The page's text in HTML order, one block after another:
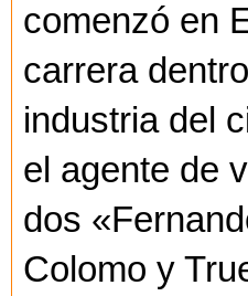
comenzó en
carrera
industria del
el agente de
dos
Colomo y